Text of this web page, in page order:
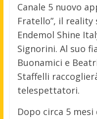
Canale 5 nuovo
Fratello”, il
Endemol Shine
Signorini. Al suo
Buonamici e
Staffelli
telespettatori.
Dopo circa 5 mesi